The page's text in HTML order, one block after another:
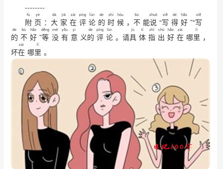
--------
附
fù
页
yè
： 大
dà
家
jiā
在
zài
评
píng
论
lùn
的
de
时
shí
候
hòu
， 不
bù
能说
shuō
“写
xiě
得
dé
好
hǎo
”“写
xiě
的
de
不
bù
好
hǎo
”等
děng
没
méi
有
yǒu
意
yì
义的
de
评
píng
论
lùn
。请具
jù
体
tǐ
指
zhǐ
出
chū
好
hǎo
在
zài
哪里
lǐ
，
坏在
zài
哪里
lǐ
。